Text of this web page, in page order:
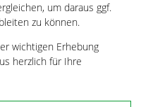
um daraus ggf.
zu können.
wichtigen Erhebung
herzlich für Ihre